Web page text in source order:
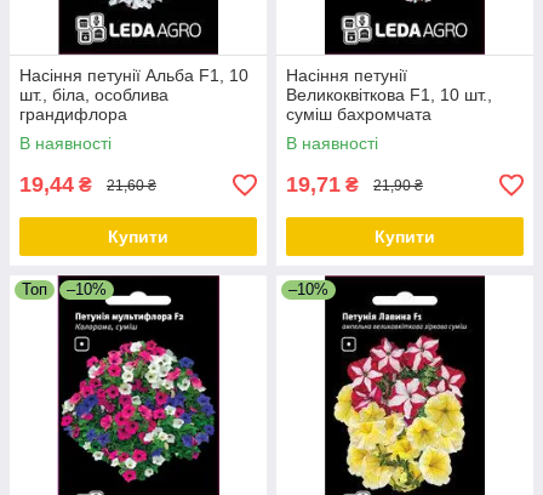
Насіння петунії Альба F1, 10
шт., біла, особлива
грандифлора
В наявності
19,44 ₴ 21,60 ₴
Купити
Насіння петунії
Великоквіткова F1, 10 шт.,
суміш бахромчата
В наявності
19,71 ₴ 21,90 ₴
Купити
Топ –10% –10%